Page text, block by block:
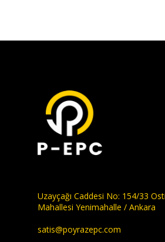
Uzayçağı Caddesi No: 154/33
Mahallesi Yenimahalle / Ankara
satis@poyrazepc.com